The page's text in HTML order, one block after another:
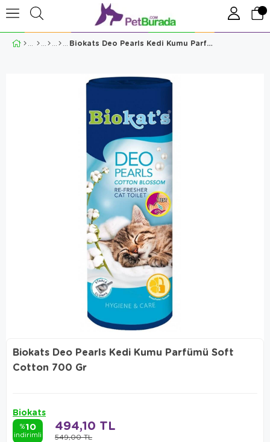
Biokats Deo Pearls Kedi Kumu Parfümü Soft Cotton 700 Gr
Biokats Deo Pearls Kedi Kumu Parfümü Soft
Cotton 700 Gr
Biokats
%10
indirimli 549,00 TL
494,10 TL